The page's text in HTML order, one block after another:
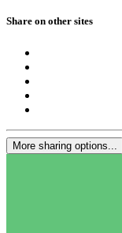
Share on other sites
More sharing options...